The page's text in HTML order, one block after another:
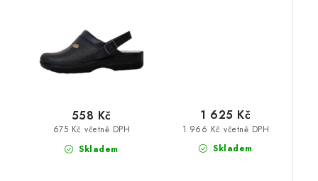
Skladem
675 Kč včetně DPH
558 Kč
Skladem
1 966 Kč včetně DPH
1 625 Kč